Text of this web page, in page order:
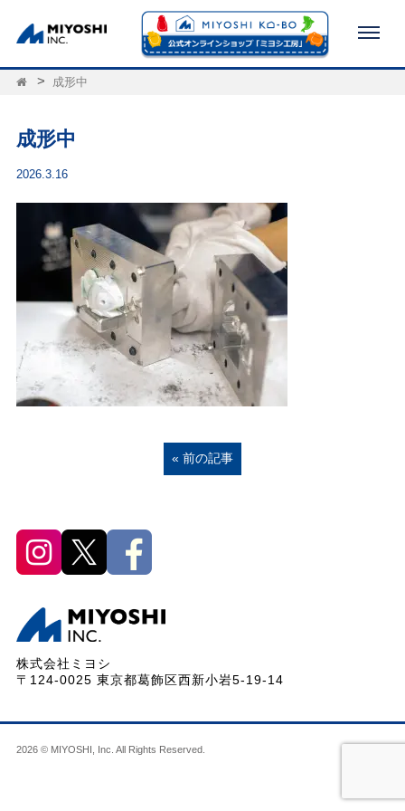
成形中
成形中
2026.3.16
« 前の記事
株式会社ミヨシ
〒124-0025 東京都葛飾区西新小岩5-19-14
2026 © MIYOSHI, Inc. All Rights Reserved.